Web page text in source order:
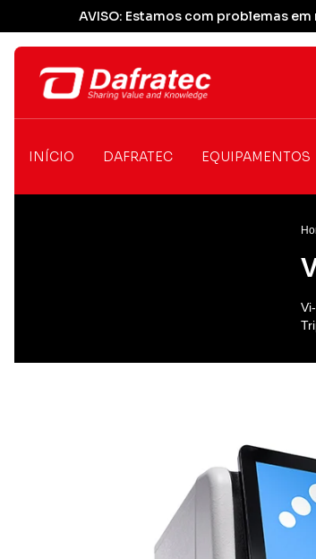
AVISO: Estamos com problemas
INÍCIO DAFRATEC EQUIPAMENTOS